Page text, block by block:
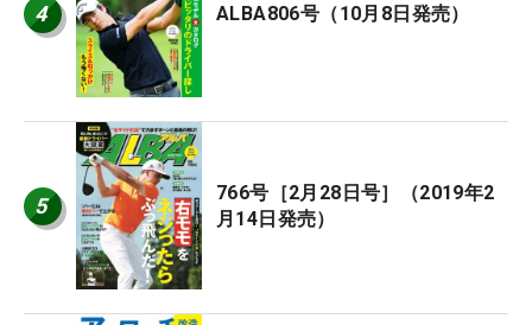
4 ALBA806号（10月8日発売）
5
766号［2月28日号］（2019年2
月14日発売）